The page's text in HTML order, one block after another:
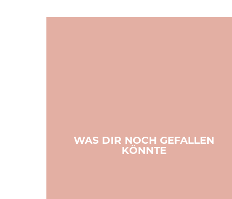
WAS DIR NOCH GEFALLEN
KÖNNTE